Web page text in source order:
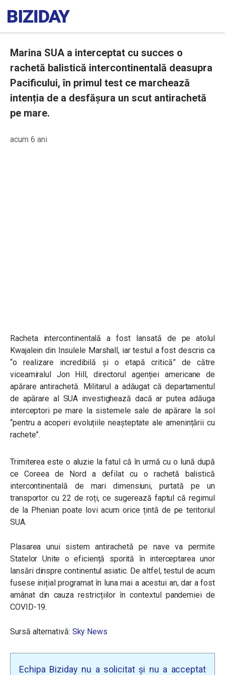
Marina SUA a interceptat cu succes o
rachetă balistică intercontinentală deasupra
Pacificului, în primul test ce marchează
intenția de a desfășura un scut antirachetă
pe mare.
acum 6 ani
Racheta intercontinentală a fost lansată de pe atolul
Kwajalein din Insulele Marshall, iar testul a fost descris ca
“o realizare incredibilă și o etapă critică” de către
viceamiralul Jon Hill, directorul agenției americane de
apărare antirachetă. Militarul a adăugat că departamentul
de apărare al SUA investighează dacă ar putea adăuga
interceptori pe mare la sistemele sale de apărare la sol
“pentru a acoperi evoluțiile neașteptate ale amenințării cu
rachete”.
Trimiterea este o aluzie la fatul că în urmă cu o lună după
ce Coreea de Nord a defilat cu o rachetă balistică
intercontinentală de mari dimensiuni, purtată pe un
transportor cu 22 de roți, ce sugerează faptul că regimul
de la Phenian poate lovi acum orice țintă de pe teritoriul
SUA.
Plasarea unui sistem antirachetă pe nave va permite
Statelor Unite o eficiență sporită în interceptarea unor
lansări dinspre continentul asiatic. De altfel, testul de acum
fusese inițial programat în luna mai a acestui an, dar a fost
amânat din cauza restricțiilor în contextul pandemiei de
COVID-19.
Sursă alternativă: Sky News
Echipa Biziday nu a solicitat și nu a acceptat